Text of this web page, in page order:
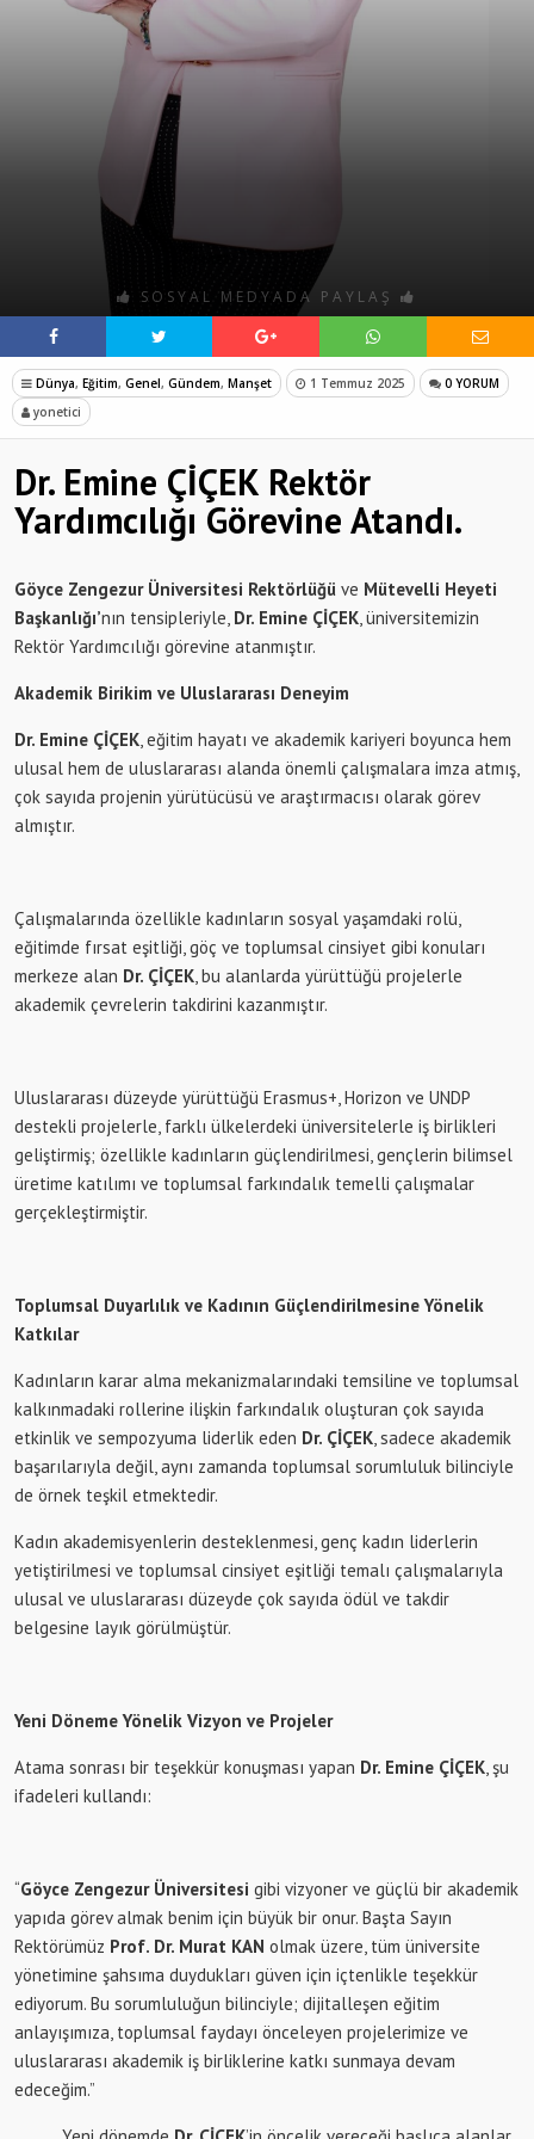
SOSYAL MEDYADA PAYLAŞ
Dünya, Eğitim, Genel, Gündem, Manşet 1 Temmuz 2025
0 YORUM
yonetici
Dr. Emine ÇİÇEK Rektör
Yardımcılığı Görevine Atandı.
Göyce Zengezur Üniversitesi Rektörlüğü ve Mütevelli Heyeti
Başkanlığı’nın tensipleriyle, Dr. Emine ÇİÇEK , üniversitemizin
Rektör Yardımcılığı görevine atanmıştır.
Akademik Birikim ve Uluslararası Deneyim
Dr. Emine ÇİÇEK , eğitim hayatı ve akademik kariyeri boyunca hem
ulusal hem de uluslararası alanda önemli çalışmalara imza atmış,
çok sayıda projenin yürütücüsü ve araştırmacısı olarak görev
almıştır.
Çalışmalarında özellikle kadınların sosyal yaşamdaki rolü,
eğitimde fırsat eşitliği, göç ve toplumsal cinsiyet gibi konuları
merkeze alan Dr. ÇİÇEK , bu alanlarda yürüttüğü projelerle
akademik çevrelerin takdirini kazanmıştır.
Uluslararası düzeyde yürüttüğü Erasmus+, Horizon ve UNDP
destekli projelerle, farklı ülkelerdeki üniversitelerle iş birlikleri
geliştirmiş; özellikle kadınların güçlendirilmesi, gençlerin bilimsel
üretime katılımı ve toplumsal farkındalık temelli çalışmalar
gerçekleştirmiştir.
Toplumsal Duyarlılık ve Kadının Güçlendirilmesine Yönelik
Katkılar
Kadınların karar alma mekanizmalarındaki temsiline ve toplumsal
kalkınmadaki rollerine ilişkin farkındalık oluşturan çok sayıda
etkinlik ve sempozyuma liderlik eden Dr. ÇİÇEK , sadece akademik
başarılarıyla değil, aynı zamanda toplumsal sorumluluk bilinciyle
de örnek teşkil etmektedir.
Kadın akademisyenlerin desteklenmesi, genç kadın liderlerin
yetiştirilmesi ve toplumsal cinsiyet eşitliği temalı çalışmalarıyla
ulusal ve uluslararası düzeyde çok sayıda ödül ve takdir
belgesine layık görülmüştür.
Yeni Döneme Yönelik Vizyon ve Projeler
Atama sonrası bir teşekkür konuşması yapan Dr. Emine ÇİÇEK , şu
ifadeleri kullandı:
“Göyce Zengezur Üniversitesi gibi vizyoner ve güçlü bir akademik
yapıda görev almak benim için büyük bir onur. Başta Sayın
Rektörümüz Prof. Dr. Murat KAN olmak üzere, tüm üniversite
yönetimine şahsıma duydukları güven için içtenlikle teşekkür
ediyorum. Bu sorumluluğun bilinciyle; dijitalleşen eğitim
anlayışımıza, toplumsal faydayı önceleyen projelerimize ve
uluslararası akademik iş birliklerine katkı sunmaya devam
edeceğim.”